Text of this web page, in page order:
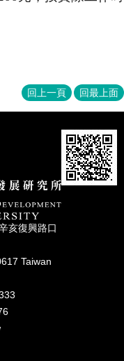
回上一頁 回最上面
亥復興路⼝
Taiwan